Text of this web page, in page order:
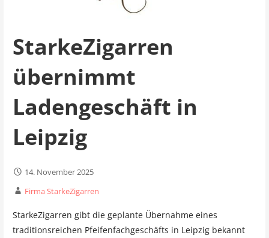
StarkeZigarren
übernimmt
Ladengeschäft in
Leipzig
14. November 2025
Firma StarkeZigarren
StarkeZigarren gibt die geplante Übernahme eines
traditionsreichen Pfeifenfachgeschäfts in Leipzig bekannt